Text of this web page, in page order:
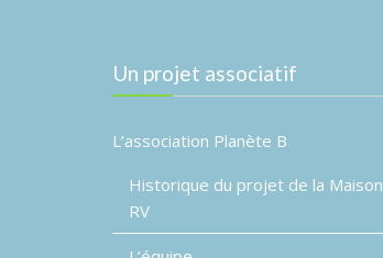
Un projet associatif
L’association Planète B
Historique du projet de la Maison
RV